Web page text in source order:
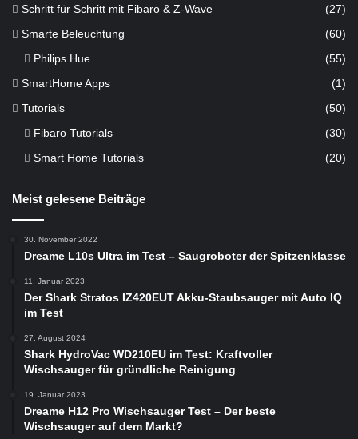
Schritt für Schritt mit Fibaro & Z-Wave (27)
Smarte Beleuchtung (60)
Philips Hue (55)
SmartHome Apps (1)
Tutorials (50)
Fibaro Tutorials
(30)
Smart Home Tutorials
(20)
Meist gelesene Beiträge
30. November 2022
Dreame L10s Ultra im Test – Saugroboter der Spitzenklasse
11. Januar 2023
Der Shark Stratos IZ420EUT Akku-Staubsauger mit Auto IQ
im Test
27. August 2024
Shark HydroVac WD210EU im Test: Kraftvoller
Wischsauger für gründliche Reinigung
19. Januar 2023
Dreame H12 Pro Wischsauger Test – Der beste
Wischsauger auf dem Markt?